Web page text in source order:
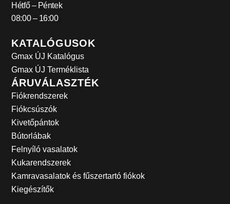
Hétfő – Péntek
08:00 – 16:00
KATALÓGUSOK
Gmax ÚJ Katalógus
Gmax ÚJ Terméklista
ÁRUVÁLASZTÉK
Fiókrendszerek
Fiókcsúszók
Kivetőpántok
Bútorlábak
Felnyíló vasalatok
Kukarendszerek
Kamravasalatok és fűszertartó fiókok
Kiegészítők